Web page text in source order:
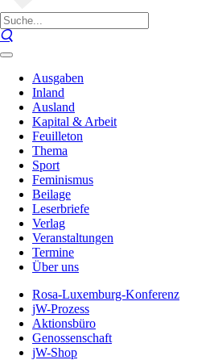
Ausgaben
Inland
Ausland
Kapital & Arbeit
Feuilleton
Thema
Sport
Feminismus
Beilage
Leserbriefe
Verlag
Veranstaltungen
Termine
Über uns
Rosa-Luxemburg-Konferenz
jW-Prozess
Aktionsbüro
Genossenschaft
jW-Shop